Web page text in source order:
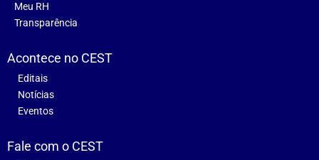
Meu RH
Transparência
Acontece no CEST
Editais
Notícias
Eventos
Fale com o CEST